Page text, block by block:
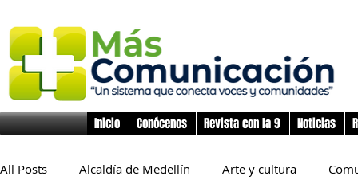
Inicio Conócenos Revista con la 9 Noticias
All Posts Alcaldía de Medellín Arte y cultura